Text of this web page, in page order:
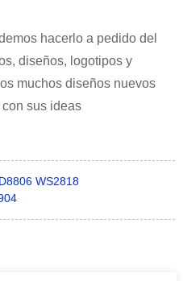
hacerlo a pedido del
diseños, logotipos y
muchos diseños nuevos
sus ideas
WS2818